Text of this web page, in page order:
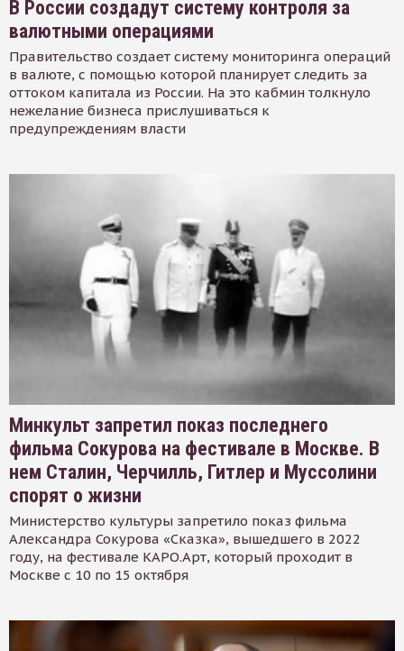
В России создадут систему контроля за
валютными операциями
Правительство создает систему мониторинга операций
в валюте, с помощью которой планирует следить за
оттоком капитала из России. На это кабмин толкнуло
нежелание бизнеса прислушиваться к
предупреждениям власти
Минкульт запретил показ последнего
фильма Сокурова на фестивале в Москве. В
нем Сталин, Черчилль, Гитлер и Муссолини
спорят о жизни
Министерство культуры запретило показ фильма
Александра Сокурова «Сказка», вышедшего в 2022
году, на фестивале КАРО.Арт, который проходит в
Москве с 10 по 15 октября